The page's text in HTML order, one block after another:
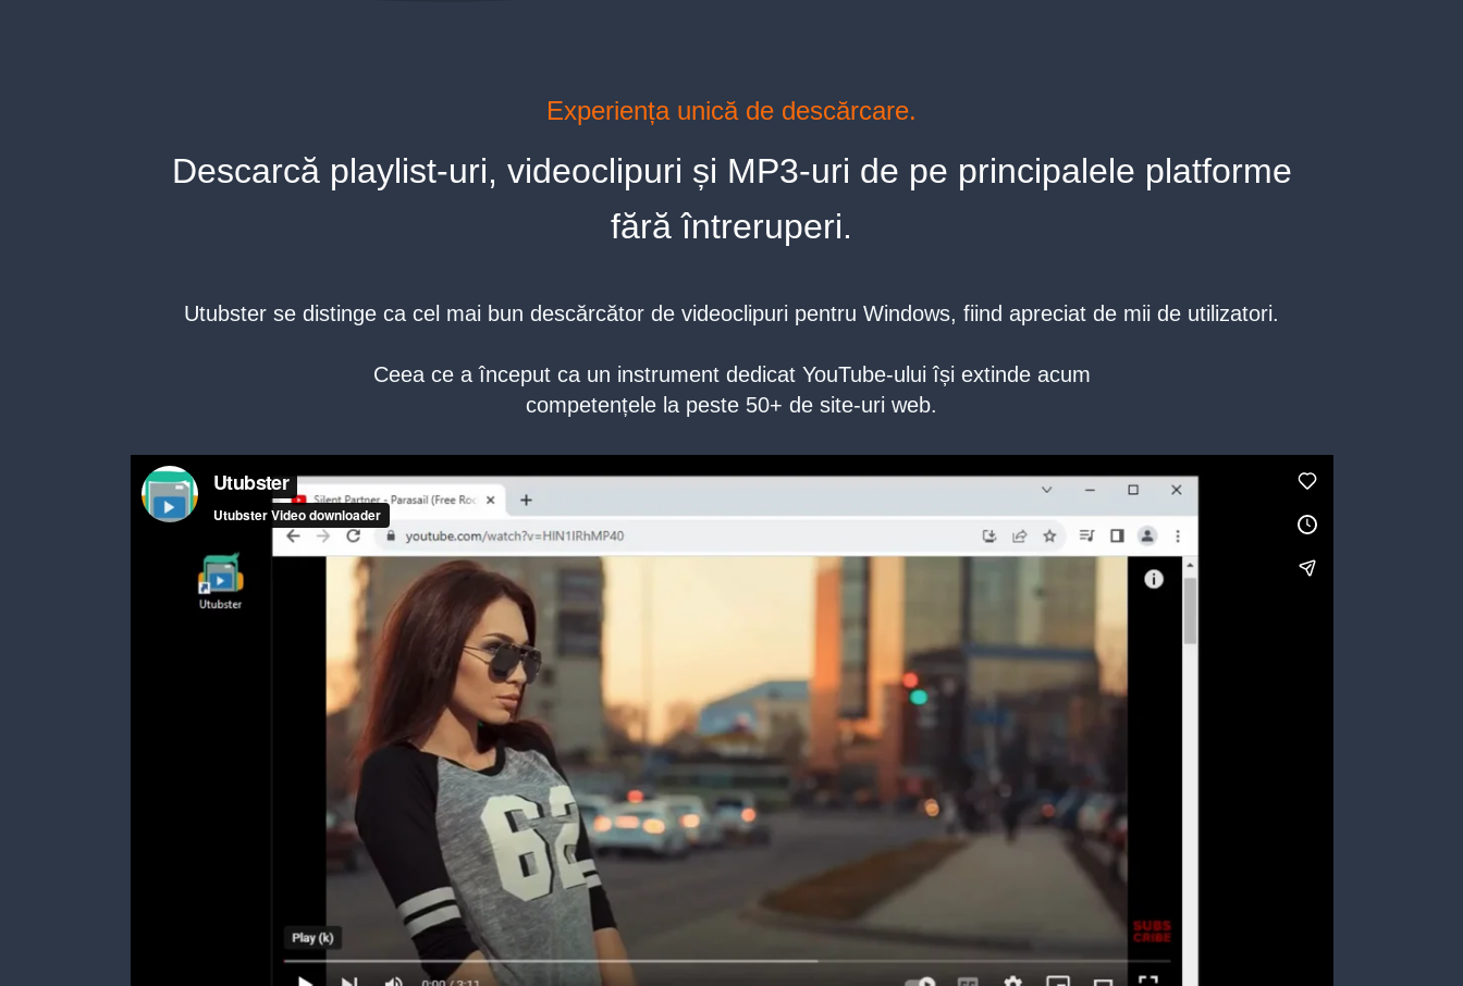
Experiența unică de descărcare.
Descarcă playlist-uri, videoclipuri și MP3-uri de pe principalele platforme
fără întreruperi.
Utubster se distinge ca cel mai bun descărcător de videoclipuri pentru Windows, fiind apreciat de mii de utilizatori.
Ceea ce a început ca un instrument dedicat YouTube-ului își extinde acum
competențele la peste 50+ de site-uri web.